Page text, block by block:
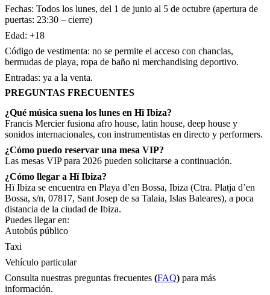
Fechas: Todos los lunes, del 1 de junio al 5 de octubre (apertura de
puertas: 23:30 – cierre)
Edad: +18
Código de vestimenta: no se permite el acceso con chanclas,
bermudas de playa, ropa de baño ni merchandising deportivo.
Entradas: ya a la venta.
PREGUNTAS FRECUENTES
¿Qué música suena los lunes en Hï Ibiza?
Francis Mercier fusiona afro house, latin house, deep house y
sonidos internacionales, con instrumentistas en directo y performers.
¿Cómo puedo reservar una mesa VIP?
Las mesas VIP para 2026 pueden solicitarse a continuación.
¿Cómo llegar a Hï Ibiza?
Hï Ibiza se encuentra en Playa d’en Bossa, Ibiza (Ctra. Platja d’en
Bossa, s/n, 07817, Sant Josep de sa Talaia, Islas Baleares), a poca
distancia de la ciudad de Ibiza.
Puedes llegar en:
Autobús público
Taxi
Vehículo particular
Consulta nuestras preguntas frecuentes (FAQ) para más
información.